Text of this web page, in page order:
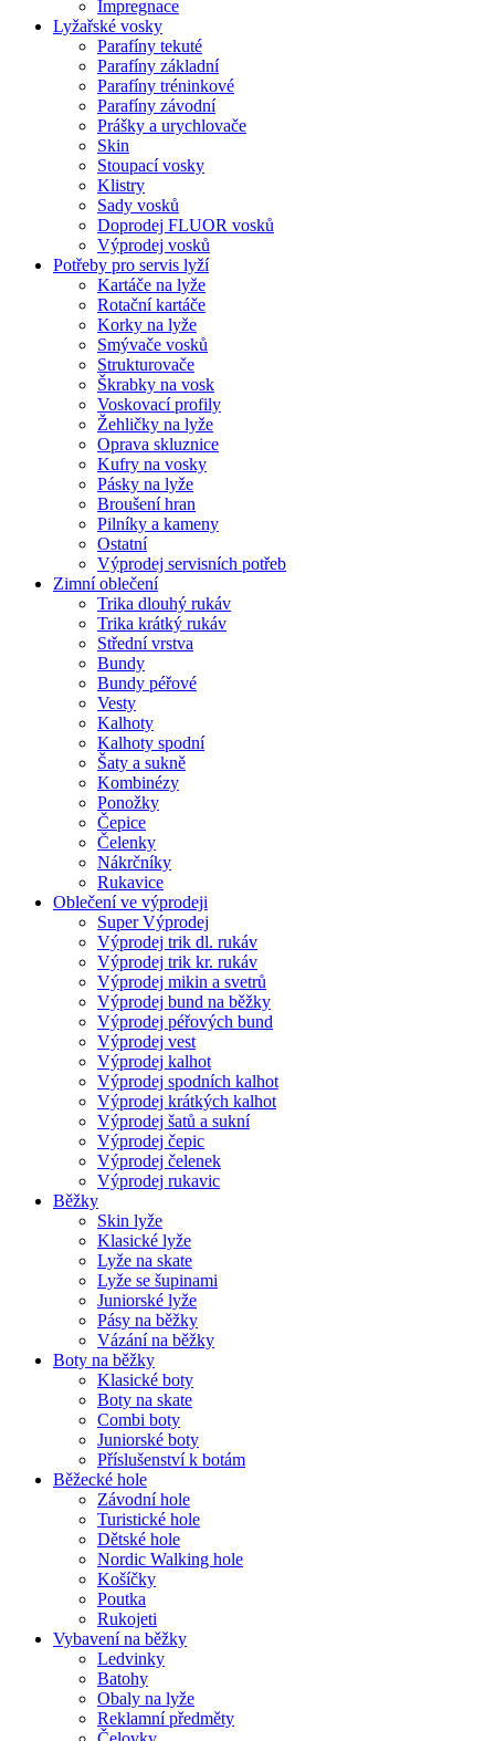
Impregnace
Lyžařské vosky
Parafíny tekuté
Parafíny základní
Parafíny tréninkové
Parafíny závodní
Prášky a urychlovače
Skin
Stoupací vosky
Klistry
Sady vosků
Doprodej FLUOR vosků
Výprodej vosků
Potřeby pro servis lyží
Kartáče na lyže
Rotační kartáče
Korky na lyže
Smývače vosků
Strukturovače
Škrabky na vosk
Voskovací profily
Žehličky na lyže
Oprava skluznice
Kufry na vosky
Pásky na lyže
Broušení hran
Pilníky a kameny
Ostatní
Výprodej servisních potřeb
Zimní oblečení
Trika dlouhý rukáv
Trika krátký rukáv
Střední vrstva
Bundy
Bundy péřové
Vesty
Kalhoty
Kalhoty spodní
Šaty a sukně
Kombinézy
Ponožky
Čepice
Čelenky
Nákrčníky
Rukavice
Oblečení ve výprodeji
Super Výprodej
Výprodej trik dl. rukáv
Výprodej trik kr. rukáv
Výprodej mikin a svetrů
Výprodej bund na běžky
Výprodej péřových bund
Výprodej vest
Výprodej kalhot
Výprodej spodních kalhot
Výprodej krátkých kalhot
Výprodej šatů a sukní
Výprodej čepic
Výprodej čelenek
Výprodej rukavic
Běžky
Skin lyže
Klasické lyže
Lyže na skate
Lyže se šupinami
Juniorské lyže
Pásy na běžky
Vázání na běžky
Boty na běžky
Klasické boty
Boty na skate
Combi boty
Juniorské boty
Příslušenství k botám
Běžecké hole
Závodní hole
Turistické hole
Dětské hole
Nordic Walking hole
Košíčky
Poutka
Rukojeti
Vybavení na běžky
Ledvinky
Batohy
Obaly na lyže
Reklamní předměty